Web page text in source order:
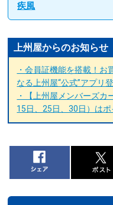
疾風
上州屋からのお知らせ
・会員証機能を搭載！
なる上州屋“公式”アプリ登
・【上州屋メンバーズカ
15日、25日、30日）はポ